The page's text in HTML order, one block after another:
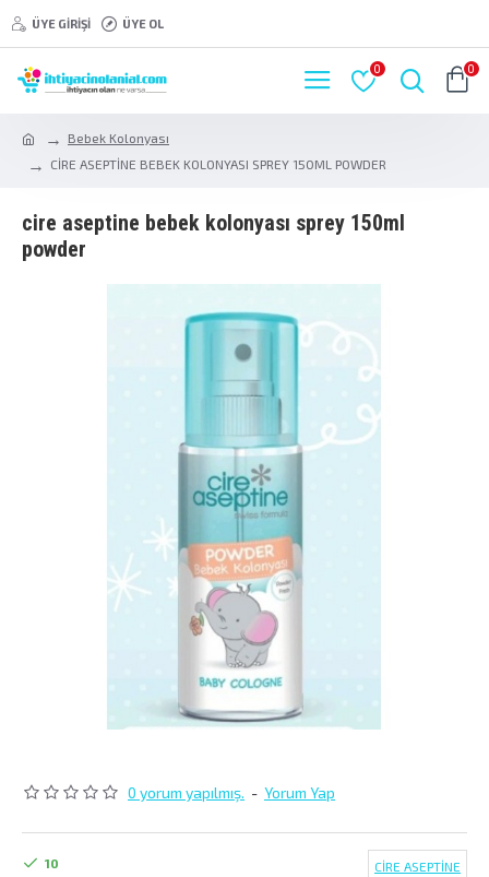
ÜYE GIRIŞI ÜYE OL
0 0
Bebek Kolonyası
CİRE ASEPTİNE BEBEK KOLONYASI SPREY 150ML POWDER
ci̇re asepti̇ne bebek kolonyasi sprey 150ml
powder
0 yorum yapılmış. - Yorum Yap
10
CİRE ASEPTİNE